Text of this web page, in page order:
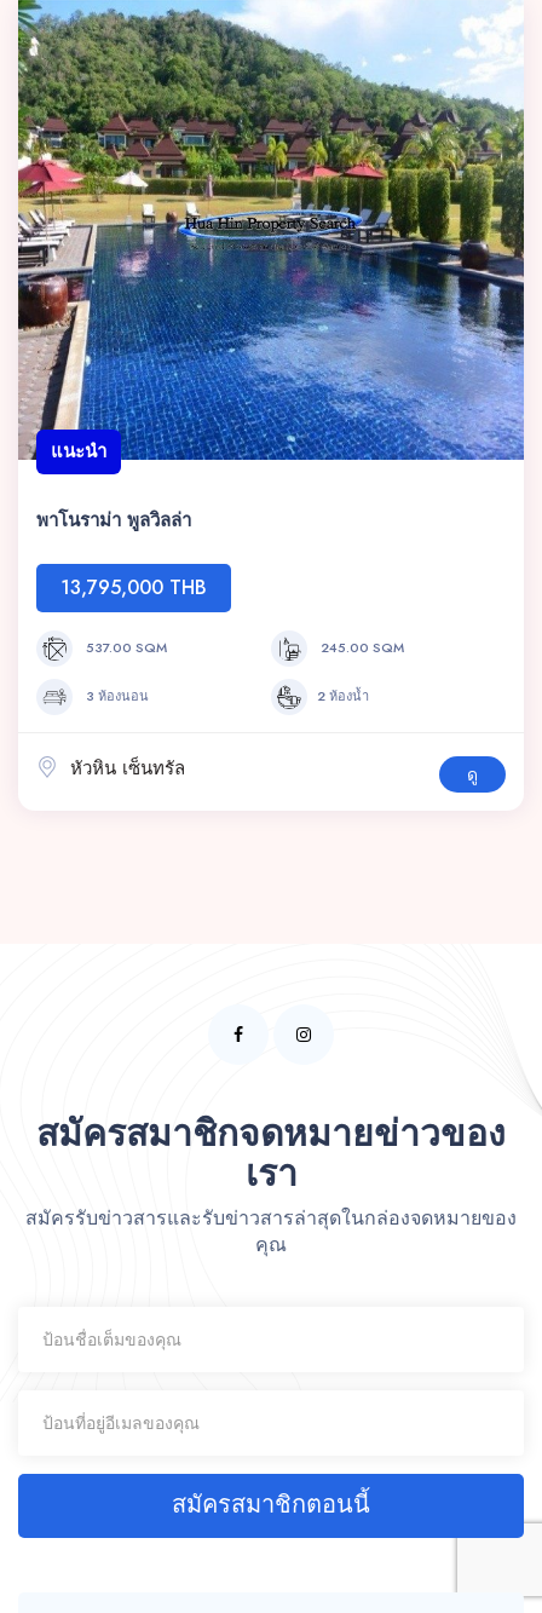
แนะนำ
พาโนราม่า พูลวิลล่า
13,795,000 THB
537.00 SQM 245.00 SQM
3 ห้องนอน 2 ห้องน้ำ
หัวหิน เซ็นทรัล ดู
สมัครสมาชิกจดหมายข่าวของ
เรา
สมัครรับข่าวสารและรับข่าวสารล่าสุดในกล่องจดหมายของ
คุณ
สมัครสมาชิกตอนนี้